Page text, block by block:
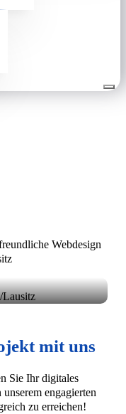
Webdesign
mit uns
Sie Ihr digitales
engagierten
zu erreichen!